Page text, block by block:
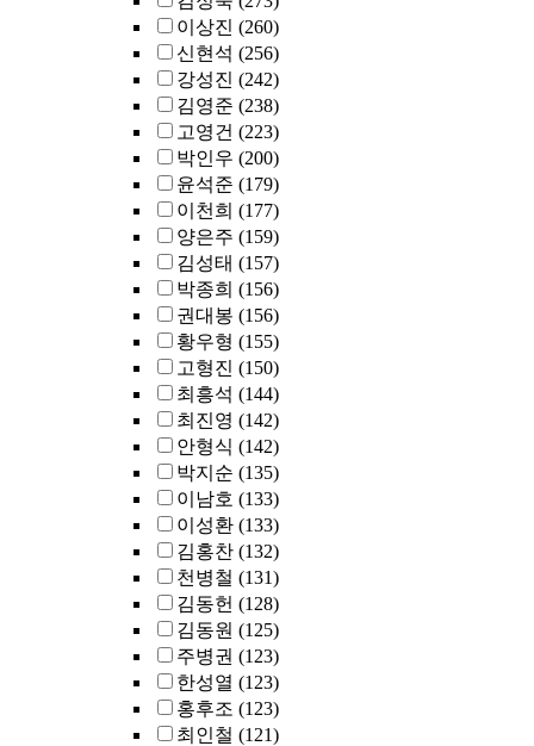
이상진 (260)
신현석 (256)
강성진 (242)
김영준 (238)
고영건 (223)
박인우 (200)
윤석준 (179)
이천희 (177)
양은주 (159)
김성태 (157)
박종희 (156)
권대봉 (156)
황우형 (155)
고형진 (150)
최흥석 (144)
최진영 (142)
안형식 (142)
박지순 (135)
이남호 (133)
이성환 (133)
김홍찬 (132)
천병철 (131)
김동헌 (128)
김동원 (125)
주병권 (123)
한성열 (123)
홍후조 (123)
최인철 (121)